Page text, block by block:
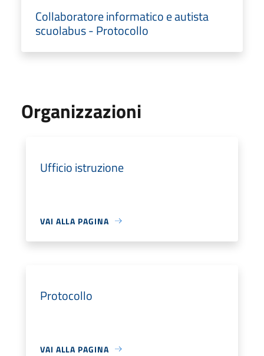
Collaboratore informatico e autista
scuolabus - Protocollo
Organizzazioni
Ufficio istruzione
VAI ALLA PAGINA
Protocollo
VAI ALLA PAGINA